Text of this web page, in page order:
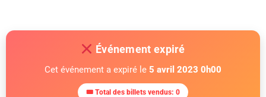
Événement expiré
Cet événement a expiré le 5 avril 2023 0h00
🎟 Total des billets vendus: 0